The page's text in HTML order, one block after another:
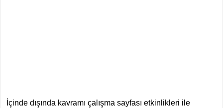
İçinde dışında kavramı çalışma sayfası etkinlikleri ile